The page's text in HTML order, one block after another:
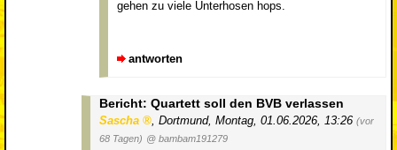
gehen zu viele Unterhosen hops.
antworten
Bericht: Quartett soll den BVB verlassen
Sascha Dortmund, Montag, 01.06.2026, 13:26 (vor
68 Tagen) @ bambam191279